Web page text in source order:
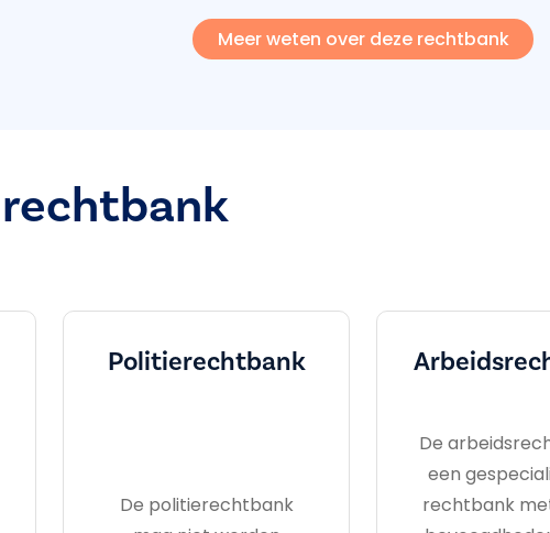
Meer weten over deze rechtbank
Politierechtbank
De politierechtbank
De
een
rechtbank